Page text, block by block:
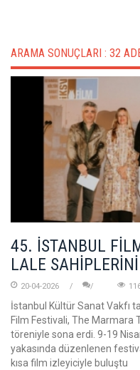
ARAMA SONUÇLARI : 32
45. İSTANBUL
LALE
20-04-2026
İstanbul Kültür Sanat Vakfı
Film Festivali, The Marmara
töreniyle sona erdi. 9-19
yakasında düzenlenen
kısa film izleyiciyle buluştu